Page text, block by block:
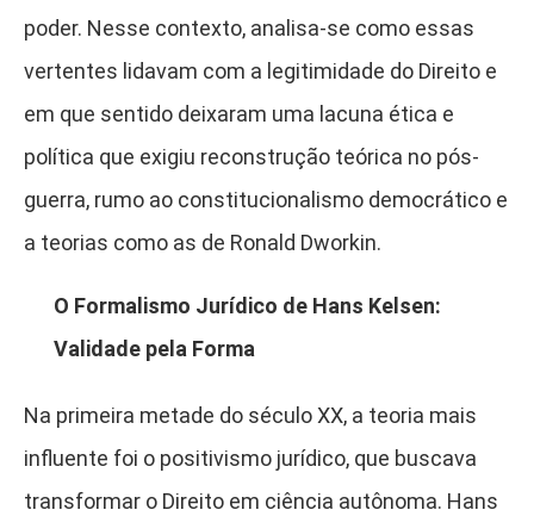
poder. Nesse contexto, analisa-se como essas
vertentes lidavam com a legitimidade do Direito e
em que sentido deixaram uma lacuna ética e
política que exigiu reconstrução teórica no pós-
guerra, rumo ao constitucionalismo democrático e
a teorias como as de Ronald Dworkin.
O Formalismo Jurídico de Hans Kelsen:
Validade pela Forma
Na primeira metade do século XX, a teoria mais
influente foi o positivismo jurídico, que buscava
transformar o Direito em ciência autônoma. Hans